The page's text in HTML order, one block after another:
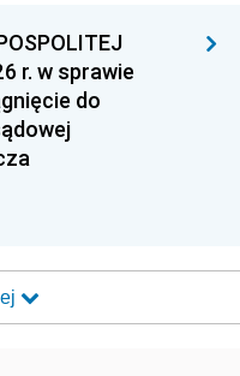
r. w sprawie
do